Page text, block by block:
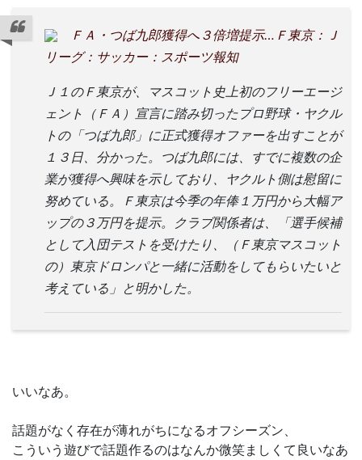
ＦＡ・つば九郎獲得へ３倍増提示…Ｆ東京：Ｊ
リーグ：サッカー：スポーツ報知
Ｊ１のＦ東京が、マスコット史上初のフリーエージ
ェント（ＦＡ）宣言に踏み切ったプロ野球・ヤクル
トの「つば九郎」に正式獲得オファーを出すことが
１３日、分かった。つば九郎には、すでに複数の企
業が獲得へ興味を示しており、ヤクルト側は慰留に
努めている。Ｆ東京は今季の年俸１万円から大幅ア
ップの３万円を提示。クラブ関係者は、「選手候補
として入団テストを受けたり、（Ｆ東京マスコット
の）東京ドロンパと一緒に活動をしてもらいたいと
考えている」と明かした。
いいなあ。
話題がなく存在が薄れがちになるオフシーズン、
こういう遊びで話題作るのはなんか微笑ましくて良いなあ